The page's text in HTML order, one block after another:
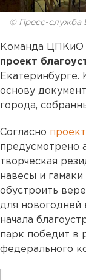
© Пресс-служба
Команда ЦПКиО
проект
основу
города,
Согласно
предусмотрено
творческая
навесы и
обустроить
для новогодней
начала
парк победит в
федерального